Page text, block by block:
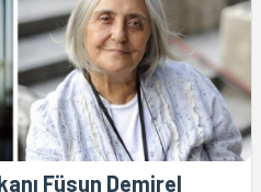
Füsun Demirel